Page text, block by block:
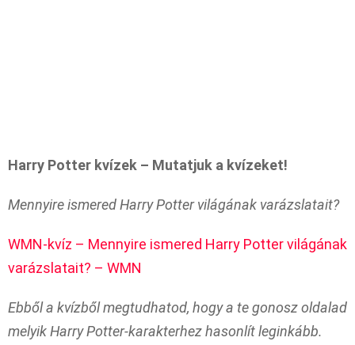
Harry Potter kvízek – Mutatjuk a kvízeket!
Mennyire ismered Harry Potter világának varázslatait?
WMN-kvíz – Mennyire ismered Harry Potter világának
varázslatait? – WMN
Ebből a kvízből megtudhatod, hogy a te gonosz oldalad
melyik Harry Potter-karakterhez hasonlít leginkább.